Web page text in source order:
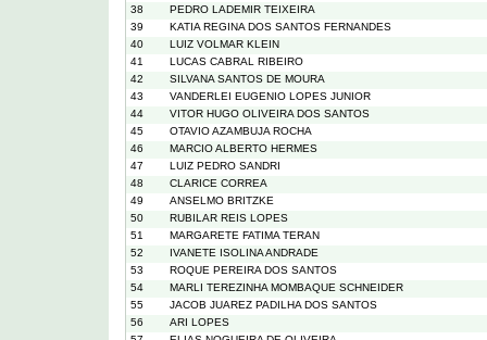
38
PEDRO LADEMIR TEIXEIRA
39
KATIA REGINA DOS SANTOS FERNANDES
40
LUIZ VOLMAR KLEIN
41
LUCAS CABRAL RIBEIRO
42
SILVANA SANTOS DE MOURA
43
VANDERLEI EUGENIO LOPES JUNIOR
44
VITOR HUGO OLIVEIRA DOS SANTOS
45
OTAVIO AZAMBUJA ROCHA
46
MARCIO ALBERTO HERMES
47
LUIZ PEDRO SANDRI
48
CLARICE CORREA
49
ANSELMO BRITZKE
50
RUBILAR REIS LOPES
51
MARGARETE FATIMA TERAN
52
IVANETE ISOLINA ANDRADE
53
ROQUE PEREIRA DOS SANTOS
54
MARLI TEREZINHA MOMBAQUE SCHNEIDER
55
JACOB JUAREZ PADILHA DOS SANTOS
56
ARI LOPES